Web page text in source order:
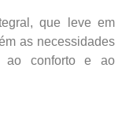
que leve em
as necessidades
ao conforto e ao